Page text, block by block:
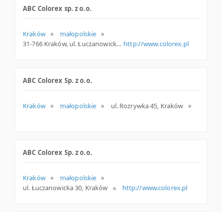
ABC Colorex sp. z o.o.
Kraków
małopolskie
31-766 Kraków, ul. Łuczanowicka 30, małopolskie http://www.colorex.pl
ABC Colorex Sp. z o.o.
Kraków małopolskie ul. Rozrywka 45, Kraków
ABC Colorex Sp. z o.o.
Kraków
małopolskie
ul. Łuczanowicka 30, Kraków
http://www.colorex.pl